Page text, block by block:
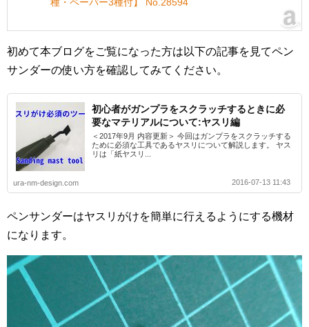
初めて本ブログをご覧になった方は以下の記事を見てペン
サンダーの使い方を確認してみてください。
初心者がガンプラをスクラッチするときに必
要なマテリアルについて:ヤスリ編
＜2017年9月 内容更新＞ 今回はガンプラをスクラッチする
ために必須な工具であるヤスリについて解説します。 ヤス
リは「紙ヤスリ...
ura-nm-design.com 2016-07-13 11:43
ペンサンダーはヤスリがけを簡単に行えるようにする機材
になります。